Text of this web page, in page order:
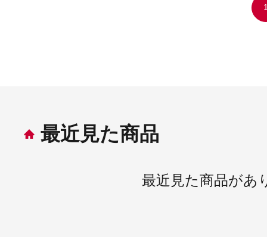
最近見た商品
最近見た商品があ